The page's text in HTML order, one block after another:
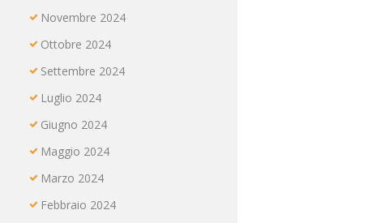
Novembre 2024
Ottobre 2024
Settembre 2024
Luglio 2024
Giugno 2024
Maggio 2024
Marzo 2024
Febbraio 2024